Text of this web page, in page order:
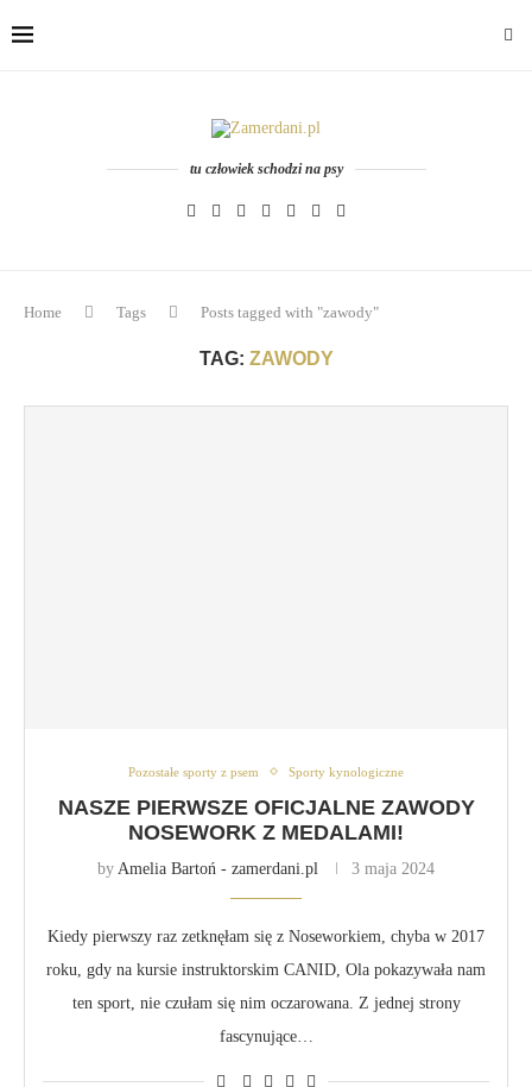
tu człowiek schodzi na psy
Home Tags Posts tagged with "zawody"
TAG: ZAWODY
Pozostałe sporty z psem Sporty kynologiczne
NASZE PIERWSZE OFICJALNE ZAWODY
NOSEWORK Z MEDALAMI!
by Amelia Bartoń - zamerdani.pl 3 maja 2024
Kiedy pierwszy raz zetknęłam się z Noseworkiem, chyba w 2017
roku, gdy na kursie instruktorskim CANID, Ola pokazywała nam
ten sport, nie czułam się nim oczarowana. Z jednej strony
fascynujące…